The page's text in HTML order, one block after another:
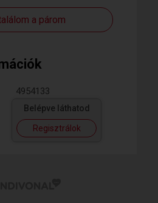
a párom
4954133
Belépve láthatod
Regisztrálok